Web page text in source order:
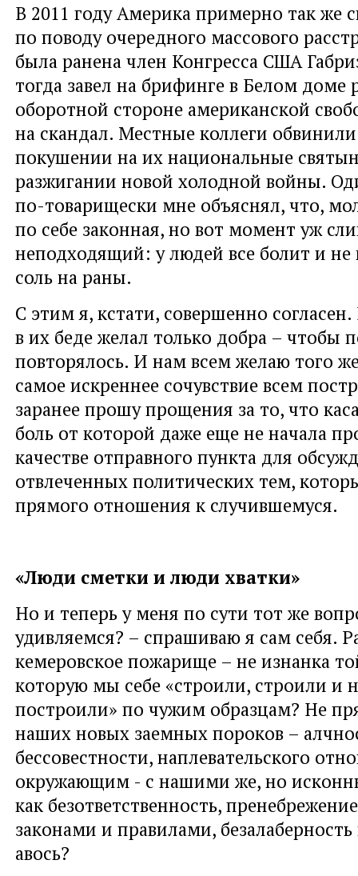
В 2011 году Америка примерно так же
по поводу очередного массового
была ранена член Конгресса США
тогда завел на брифинге в Белом доме
оборотной стороне американской
на скандал. Местные коллеги
покушении на их национальные
разжигании новой холодной войны.
по-товарищески мне объяснял, что,
по себе законная, но вот момент уж
неподходящий: у людей все болит и
соль на раны.
С этим я, кстати, совершенно
в их беде желал только добра – чтобы
повторялось. И нам всем желаю того
самое искреннее сочувствие всем
заранее прошу прощения за то, что
боль от которой даже еще не начала
качестве отправного пункта для
отвлеченных политических тем,
прямого отношения к случившемуся.
«Люди сметки и люди хватки»
Но и теперь у меня по сути тот же
удивляемся? – спрашиваю я сам себя.
кемеровское пожарище – не изнанка
которую мы себе «строили, строили и
построили» по чужим образцам? Не
наших новых заемных пороков –
бессовестности, наплевательского
окружающим - с нашими же, но
как безответственность,
законами и правилами,
авось?